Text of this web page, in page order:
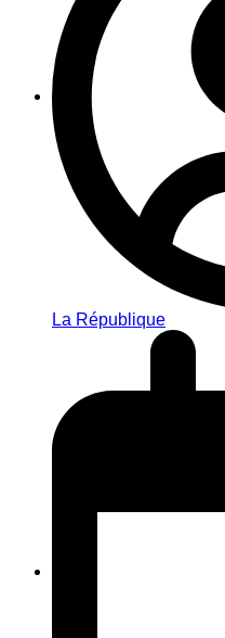
La République